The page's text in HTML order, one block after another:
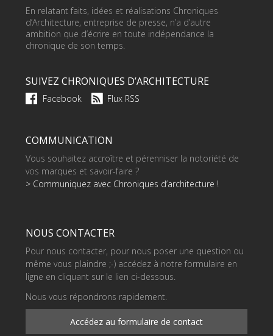
En relatant faits, idées et réalisations Chroniques
d’Architecture, entreprise de presse, n’a d’autre
ambition que d’écrire en toute indépendance la
chronique de son temps.
SUIVEZ CHRONIQUES D’ARCHITECTURE
Facebook Flux RSS
COMMUNICATION
Vous souhaitez accroître et pérenniser la notoriété de
vos marques et savoir-faire ?
> Communiquez avec Chroniques d’architecture !
NOUS CONTACTER
Pour nous contacter, pour nous poser une question ou
même vous plaindre ;-) accédez à notre formulaire en
ligne en cliquant sur le lien ci-dessous.
Nous vous répondrons rapidement.
Accédez au formulaire de contact